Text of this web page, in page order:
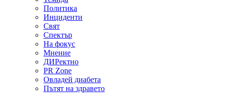
Политика
Инциденти
Свят
Спектър
На фокус
Мнение
ДИРектно
PR Zone
Овладей диабета
Пътят на здравето